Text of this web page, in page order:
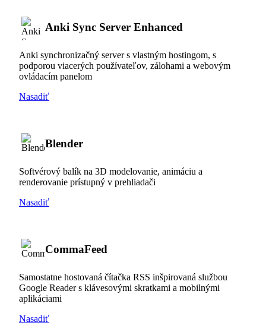
Anki Sync Server Enhanced
Anki synchronizačný server s vlastným hostingom, s
podporou viacerých používateľov, zálohami a webovým
ovládacím panelom
Nasadiť
Blender
Softvérový balík na 3D modelovanie, animáciu a
renderovanie prístupný v prehliadači
Nasadiť
CommaFeed
Samostatne hostovaná čítačka RSS inšpirovaná službou
Google Reader s klávesovými skratkami a mobilnými
aplikáciami
Nasadiť